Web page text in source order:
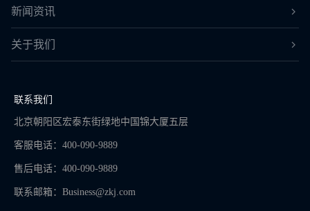
新闻资讯
关于我们
联系我们
北京朝阳区宏泰东街绿地中国锦大厦五层
客服电话：400-090-9889
售后电话：400-090-9889
联系邮箱： Business@zkj.com